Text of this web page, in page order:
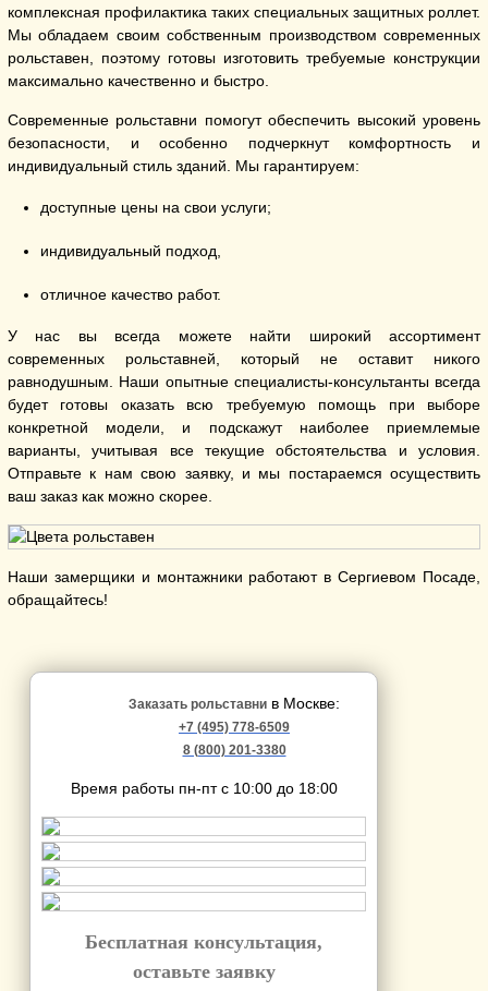
комплексная профилактика таких специальных защитных роллет.
Мы обладаем своим собственным производством современных
рольставен, поэтому готовы изготовить требуемые конструкции
максимально качественно и быстро.
Современные рольставни помогут обеспечить высокий уровень
безопасности, и особенно подчеркнут комфортность и
индивидуальный стиль зданий. Мы гарантируем:
доступные цены на свои услуги;
индивидуальный подход,
отличное качество работ.
У нас вы всегда можете найти широкий ассортимент
современных рольставней, который не оставит никого
равнодушным. Наши опытные специалисты-консультанты всегда
будет готовы оказать всю требуемую помощь при выборе
конкретной модели, и подскажут наиболее приемлемые
варианты, учитывая все текущие обстоятельства и условия.
Отправьте к нам свою заявку, и мы постараемся осуществить
ваш заказ как можно скорее.
Наши замерщики и монтажники работают в Сергиевом Посаде,
обращайтесь!
Заказать рольставни в Москве:
+7 (495) 778-6509
8 (800) 201-3380
Время работы пн-пт с 10:00 до 18:00
Бесплатная консультация,
оставьте заявку